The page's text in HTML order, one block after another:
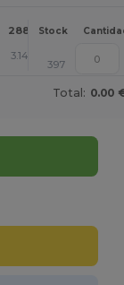
288 + Más
Stock
3.14 +
397
Total: 0.00